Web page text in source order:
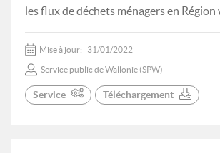
les flux de déchets ménagers en Région
Mise à jour: 31/01/2022
Service public de Wallonie (SPW)
Service Téléchargement